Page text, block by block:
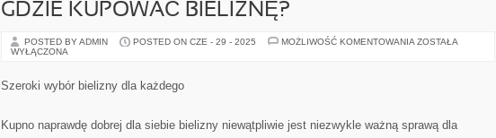
GDZIE KUPOWAĆ BIELIZNĘ?
POSTED BY ADMIN POSTED ON CZE - 29 - 2025 MOŻLIWOŚĆ KOMENTOWANIA GDZIE
ZOSTAŁA
WYŁĄCZONA
Szeroki wybór bielizny dla każdego
Kupno naprawdę dobrej dla siebie bielizny niewątpliwie jest niezwykle ważną sprawą dla